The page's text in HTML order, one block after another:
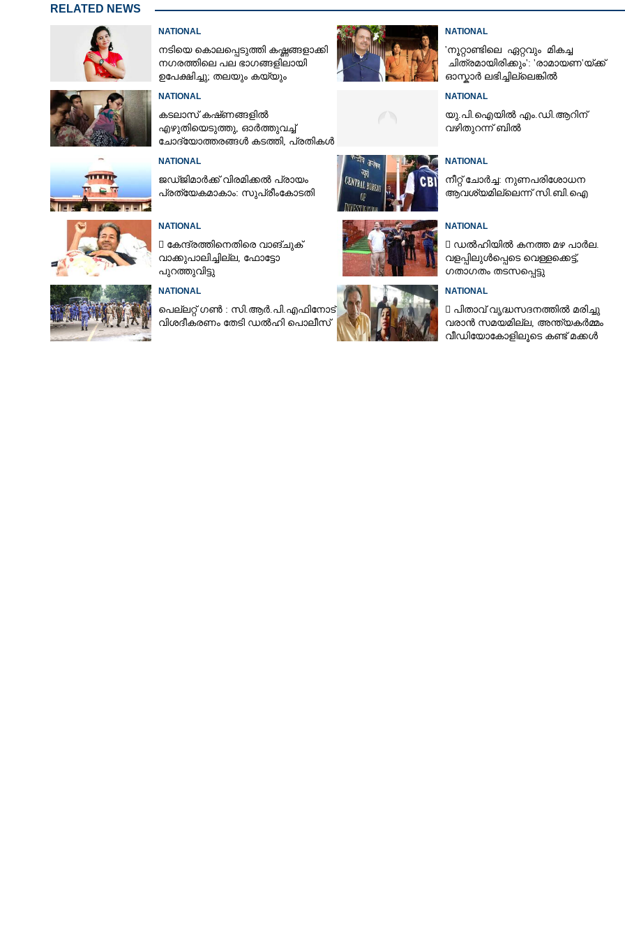
RELATED NEWS
NATIONAL
നടിയെ കൊലപ്പെടുത്തി കഷ്ണങ്ങളാക്കി
നഗരത്തിലെ പല ഭാഗങ്ങളിലായി
ഉപേക്ഷിച്ചു; തലയും കയ്യും
NATIONAL
'നൂറ്റാണ്ടിലെ ഏറ്റവും മികച്ച
ചിത്രമായിരിക്കും': 'രാമായണ'യ്ക്ക്
ഓസ്കാ‌ർ ലഭിച്ചില്ലെങ്കിൽ
NATIONAL
കടലാസ് കഷ്‌ണങ്ങളിൽ
എഴുതിയെടുത്തു, ഓർത്തുവച്ച്
ചോദ്യോത്തരങ്ങൾ കടത്തി, പ്രതികൾ
NATIONAL
യു.പി.ഐയിൽ എം.ഡി.ആറിന്
വഴിതുറന്ന് ബിൽ
NATIONAL
ജഡ്‌ജിമാർക്ക് വിരമിക്കൽ പ്രായം
പ്രത്യേകമാകാം: സുപ്രീംകോടതി
NATIONAL
നീറ്റ് ചോർച്ച: നുണപരിശോധന
ആവശ്യമില്ലെന്ന് സി.ബി.ഐ
NATIONAL
 കേന്ദ്രത്തിനെതിരെ വാങ്‌ചുക്
വാക്കുപാലിച്ചില്ല, ഫോട്ടോ
പുറത്തുവിട്ടു
NATIONAL
 ഡൽഹിയിൽ കനത്ത മഴ പാർല.
വളപ്പിലുൾപ്പെടെ വെള്ളക്കെട്ട്,
ഗതാഗതം തടസപ്പെട്ടു
NATIONAL
പെല്ലറ്റ് ഗൺ : സി.ആർ.പി.എഫിനോട്
വിശദീകരണം തേടി ഡൽഹി പൊലീസ്
NATIONAL
 പിതാവ് വൃദ്ധസദനത്തിൽ മരിച്ചു
വരാൻ സമയമില്ല,​ അന്ത്യകർമ്മം
വീഡിയോകോളിലൂടെ കണ്ട് മക്കൾ
ഡോക്ടറുടെ കുറിപ്പടിയില്ലാതെ ഇനി കഫ്
സിറപ്പുകൾ കിട്ടില്ല; നിയന്ത്രണം
ഏർപ്പെടുത്തി കേന്ദ്രം